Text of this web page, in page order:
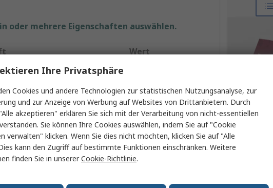
oder mehrere Eigenschaften auswählen.
Wert
0.1bar
Drucksensor
min. -0.1bar
±0.04 %
Ihre Privatsphäre
Cookies und andere Technologien zur statistischen Nutzungsanalyse, zur
und zur Anzeige von Werbung auf Websites von Drittanbietern. Durch
akzeptieren" erklären Sie sich mit der Verarbeitung von nicht-essentiellen
Sie können Ihre Cookies auswählen, indem Sie auf "Cookie
verwalten" klicken. Wenn Sie dies nicht möchten, klicken Sie auf "Alle
kann den Zugriff auf bestimmte Funktionen einschränken. Weitere
finden Sie in unsererCookie-Richtlinie.